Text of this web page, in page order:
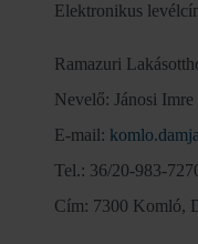
Elektronikus
Ramazuri
Nevelő: Jánosi Imre
E-mail:
Tel.: 36/20-983-
Cím: 7300 Komló,